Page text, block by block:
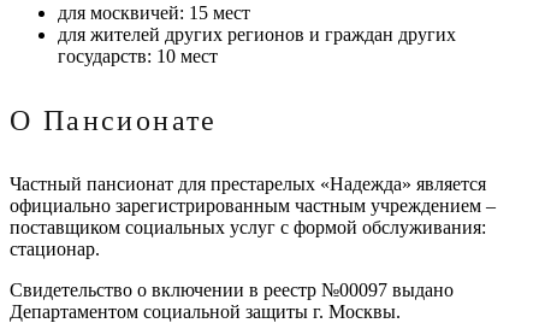
для москвичей: 15 мест
для жителей других регионов и граждан других
государств: 10 мест
О Пансионате
Частный пансионат для престарелых «Надежда» является
официально зарегистрированным частным учреждением –
поставщиком социальных услуг с формой обслуживания:
стационар.
Свидетельство о включении в реестр №00097 выдано
Департаментом социальной защиты г. Москвы.